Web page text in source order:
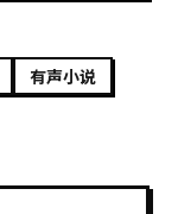
有声小说